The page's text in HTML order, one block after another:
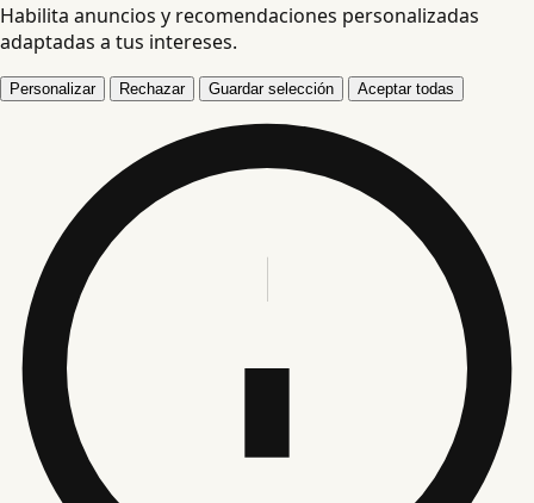
Habilita anuncios y recomendaciones personalizadas
adaptadas a tus intereses.
Personalizar Rechazar Guardar selección Aceptar todas